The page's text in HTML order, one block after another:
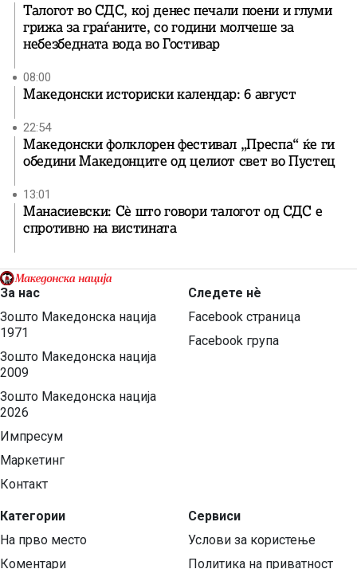
Талогот во СДС, кој денес печали поени и глуми
грижа за граѓаните, со години молчеше за
небезбедната вода во Гостивар
08:00
Македонски историски календар: 6 август
22:54
Македонски фолклорен фестивал „Преспа“ ќе ги
обедини Македонците од целиот свет во Пустец
13:01
Манасиевски: Сè што говори талогот од СДС е
спротивно на вистината
За нас
Зошто Македонска нација
1971
Зошто Македонска нација
2009
Зошто Македонска нација
2026
Импресум
Маркетинг
Контакт
Категории
На прво место
Коментари
Следете нѐ
Facebook страница
Facebook група
Сервиси
Услови за користење
Политика на приватност